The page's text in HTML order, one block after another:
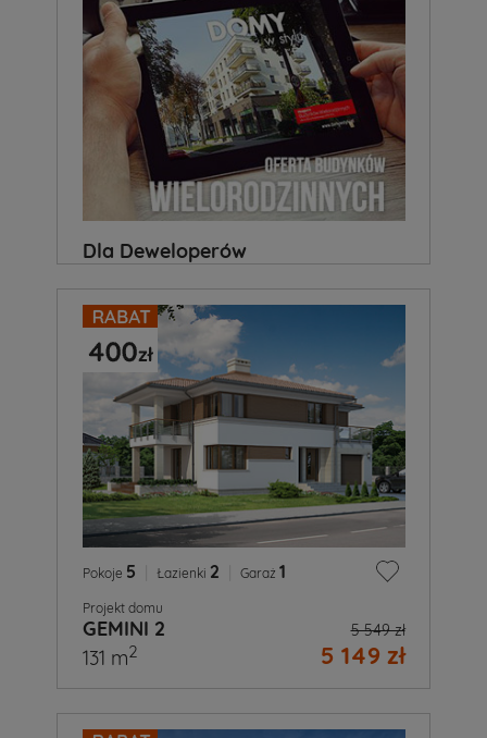
Dla Deweloperów
Pokoje 5 Łazienki 2 Garaż 1
Projekt domu
GEMINI 2 5 549 zł
5 149 zł
131 m2